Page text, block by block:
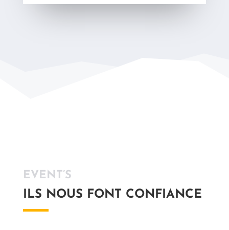
EVENT’S
ILS NOUS FONT CONFIANCE